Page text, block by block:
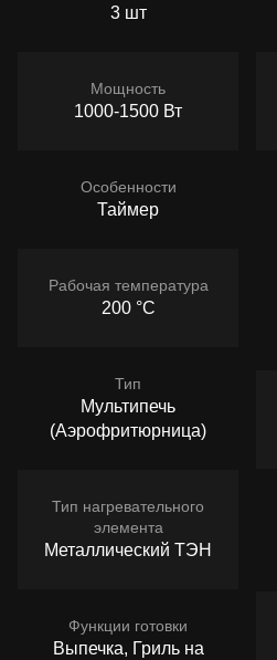
3 шт
Мощность
1000-1500 Вт
Особенности
Таймер
Рабочая температура
200 °C
Тип
Мультипечь
(Аэрофритюрница)
Тип нагревательного
элемента
Металлический ТЭН
Функции готовки
Выпечка, Гриль на